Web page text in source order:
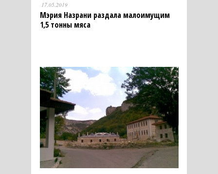
17.05.2019
Мэрия Назрани раздала малоимущим
1,5 тонны мяса